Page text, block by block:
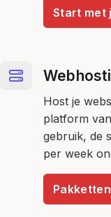
Start met
Host je
platform
gebruik, de
per week